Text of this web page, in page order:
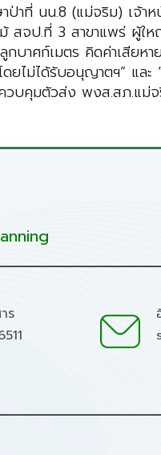
ป่าที่ นน.8 (แม่จริม) เจ้า
สจป.ที่ 3 สาขาแพร่
ศก์เมตร คิดค่าเสียหา
ดยไม่ได้รับอนุญาตฯ” แล
คุมตัวส่ง พงส.สภ.แม่จ
ร